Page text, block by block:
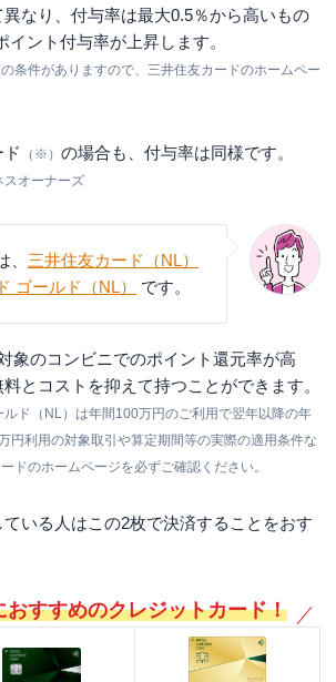
なり、付与率は最大0.5％から高いもの
イント付与率が上昇します。
条件がありますので、三井住友カードのホームペー
（※） の場合も、付与率は同様です。
オーナーズ
三井住友カード（NL）
ゴールド（NL） です。
象のコンビニでのポイント還元率が高
とコストを抑えて持つことができます。
ド（NL）は年間100万円のご利用で翌年以降の年
円利用の対象取引や算定期間等の実際の適用条件な
ドのホームページを必ずご確認ください。
いる人はこの2枚で決済することをおす
おすすめのクレジットカード！